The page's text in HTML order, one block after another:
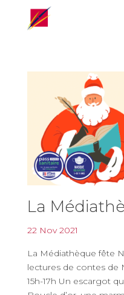
La
22 Nov 2021
La Médiathèque fête
lectures de contes de
15h-17h Un escargot